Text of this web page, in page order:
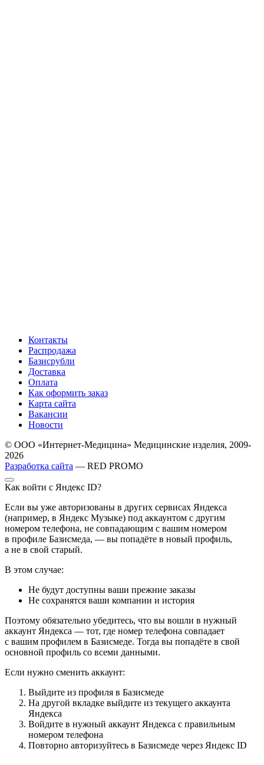
Контакты
Распродажа
Базисрубли
Доставка
Оплата
Как оформить заказ
Карта сайта
Вакансии
Новости
© ООО «Интернет-Медицина» Медицинские изделия, 2009-
2026
Разработка сайта — RED PROMO
Как войти с Яндекс ID?
Если вы уже авторизованы в других сервисах Яндекса
(например, в Яндекс Музыке) под аккаунтом с другим
номером телефона, не совпадающим с вашим номером
в профиле Базисмеда, — вы попадёте в новый профиль,
а не в свой старый.
В этом случае:
Не будут доступны ваши прежние заказы
Не сохранятся ваши компании и история
Поэтому обязательно убедитесь, что вы вошли в нужный
аккаунт Яндекса — тот, где номер телефона совпадает
с вашим профилем в Базисмеде. Тогда вы попадёте в свой
основной профиль со всеми данными.
Если нужно сменить аккаунт:
Выйдите из профиля в Базисмеде
На другой вкладке выйдите из текущего аккаунта
Яндекса
Войдите в нужный аккаунт Яндекса с правильным
номером телефона
Повторно авторизуйтесь в Базисмеде через Яндекс ID